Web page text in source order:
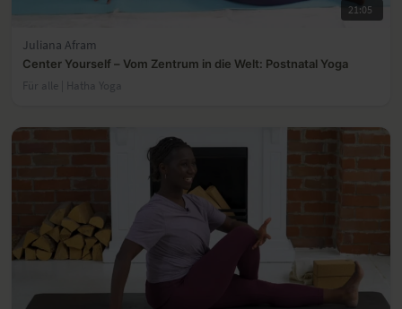
21:05
Juliana Afram
Center Yourself – Vom Zentrum in die Welt: Postnatal Yoga
Für alle | Hatha Yoga